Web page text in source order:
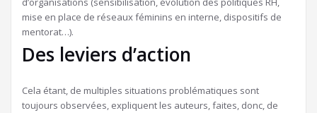
mise en place de réseaux féminins en interne, dispositifs de
mentorat…).
Des leviers d’action
Cela étant, de multiples situations problématiques sont
toujours observées, expliquent les auteurs, faites, donc, de